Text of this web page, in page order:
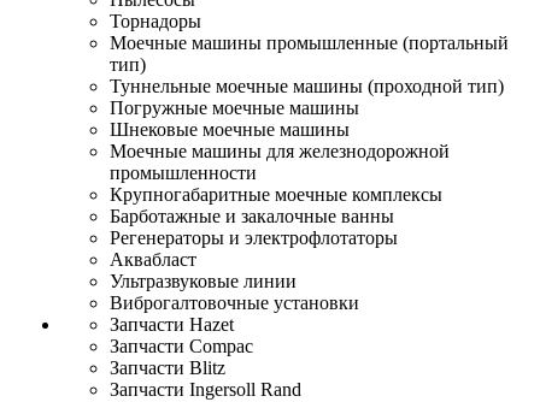
Торнадоры
Моечные машины промышленные (портальный
тип)
Туннельные моечные машины (проходной тип)
Погружные моечные машины
Шнековые моечные машины
Моечные машины для железнодорожной
промышленности
Крупногабаритные моечные комплексы
Барботажные и закалочные ванны
Регенераторы и электрофлотаторы
Аквабласт
Ультразвуковые линии
Виброгалтовочные установки
Запчасти Hazet
Запчасти Compac
Запчасти Blitz
Запчасти Ingersoll Rand